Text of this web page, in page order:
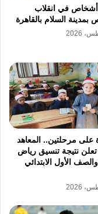
نسخ الرابط
إصابة 6 أشخاص في انقلاب
بمدينة السلام بالقاهرة
على مرحلتين.. المعاهد
تعلن نتيجة تنسيق رياض
الأول الابتدائي